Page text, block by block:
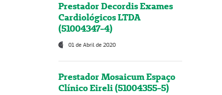
Prestador Decordis Exames
Cardiológicos LTDA
(51004347-4)
01 de Abril de 2020
Prestador Mosaicum Espaço
Clínico Eireli (51004355-5)